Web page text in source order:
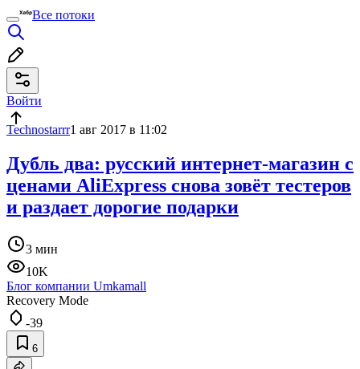
Все потоки
Войти
Technostarrr1 авг 2017 в 11:02
Дубль два: русский интернет-магазин с
ценами AliExpress снова зовёт тестеров
и раздает дорогие подарки
3 мин
10K
Блог компании Umkamall
Recovery Mode
-39
6